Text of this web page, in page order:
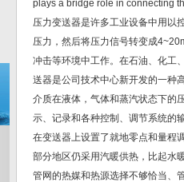
plays a bridge role in connecting
压力变送器是许多工业设备中用以
压力，然后将压力信号转变成
冲击等环境中工作。在石油、化工
送器是公司技术中心新开发的一种
介质在液体，气体和蒸汽状态下的
示、记录和各种控制、调节系统的
在变送器上设置了就地零点和量程
部分地区仍采用汽暖供热，比起水
管网的热媒和热源选择不够恰当、